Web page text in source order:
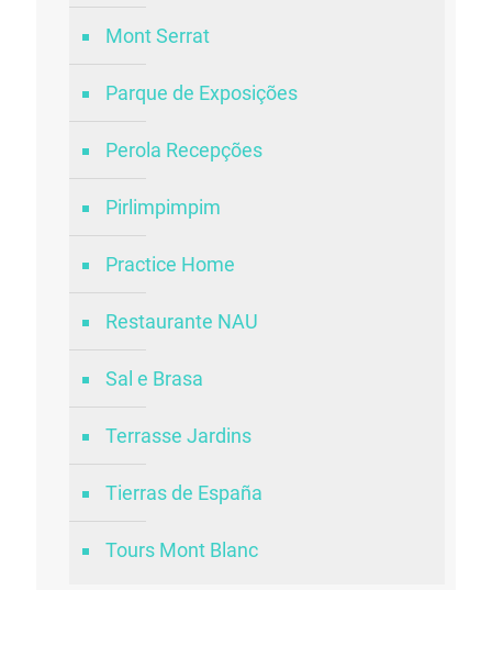
Mont Serrat
Parque de Exposições
Perola Recepções
Pirlimpimpim
Practice Home
Restaurante NAU
Sal e Brasa
Terrasse Jardins
Tierras de España
Tours Mont Blanc